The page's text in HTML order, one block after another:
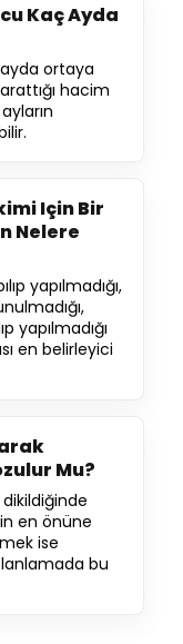
Kaç Ayda
ayda ortaya
hacim
Için Bir
Nelere
yapılmadığı,
yapılmadığı
en belirleyici
Mu?
en önüne
ise
bu